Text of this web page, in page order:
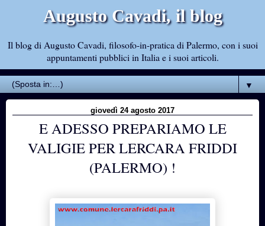
Augusto Cavadi, il blog
Il blog di Augusto Cavadi, filosofo-in-pratica di Palermo, con i suoi
appuntamenti pubblici in Italia e i suoi articoli.
▼
giovedì 24 agosto 2017
E ADESSO PREPARIAMO LE
VALIGIE PER LERCARA FRIDDI
(PALERMO) !